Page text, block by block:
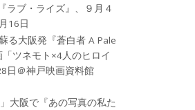
ラブ・ライズ』、９月４
16日
る大阪発『蒼白者 A Pale
ツネモト×4人のヒロイ
日＠神戸映画資料館
大阪で『あの写真の私た